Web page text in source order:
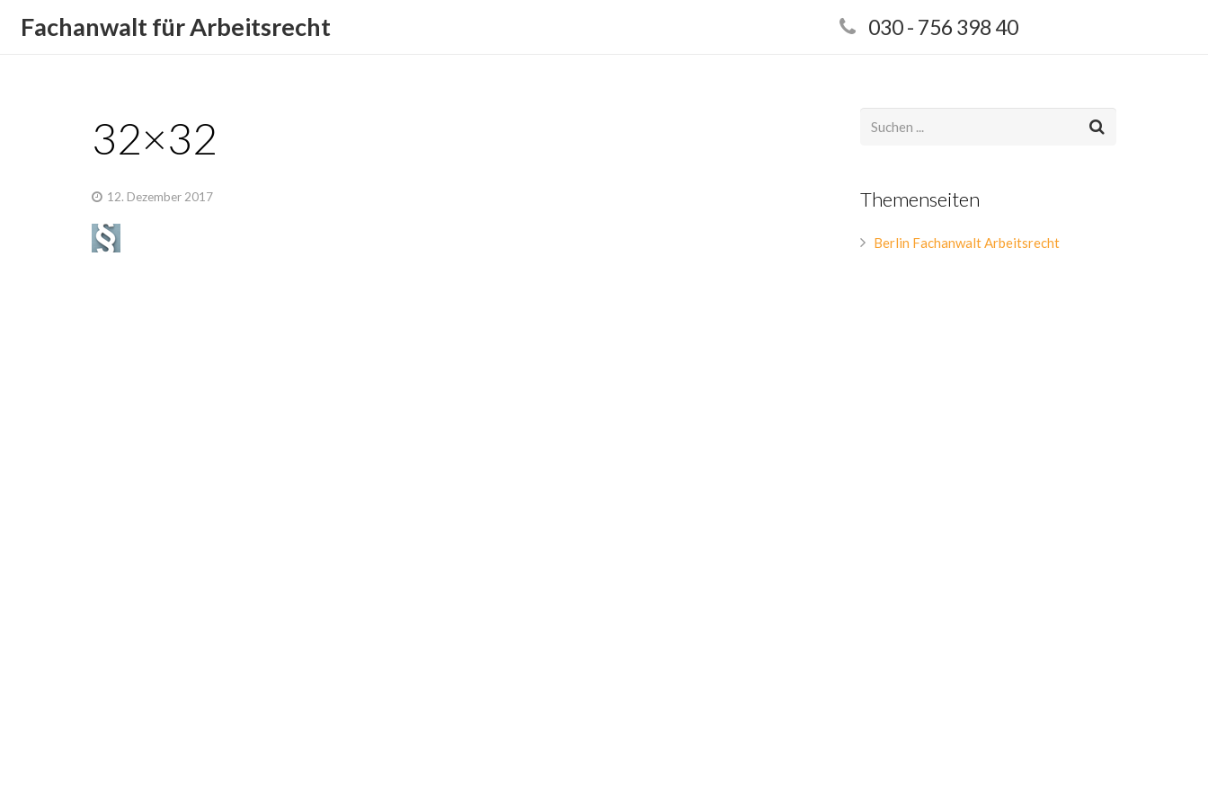
Fachanwalt für Arbeitsrecht 030 - 756 398 40
32×32
12. Dezember 2017 Themenseiten
Berlin Fachanwalt Arbeitsrecht